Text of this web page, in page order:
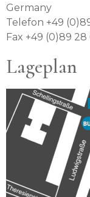
Germany
Telefon +49
Fax +49 (0)89 28
Lageplan